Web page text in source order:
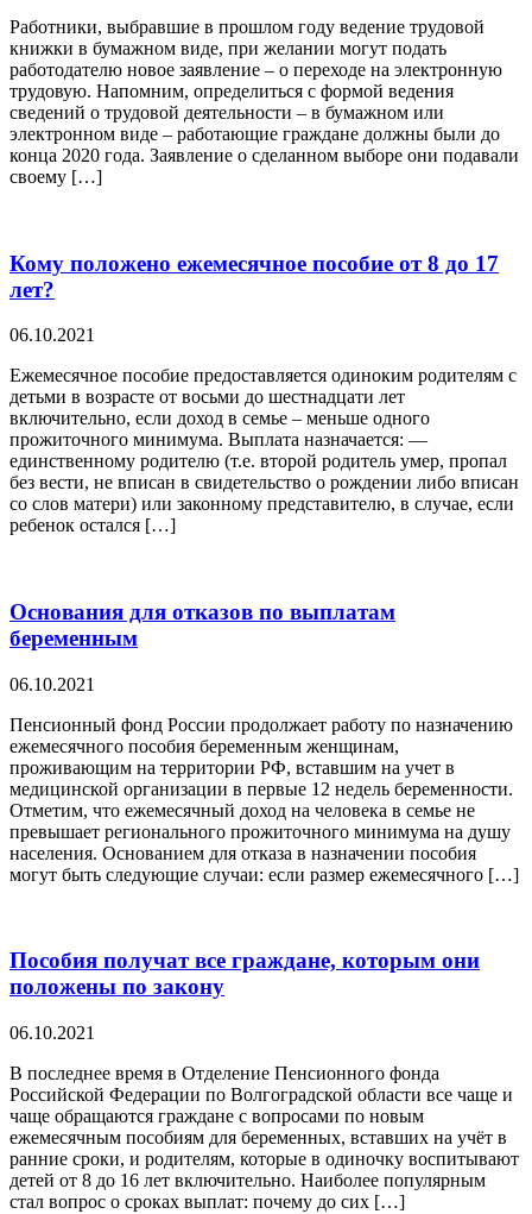
Работники, выбравшие в прошлом году ведение трудовой
книжки в бумажном виде, при желании могут подать
работодателю новое заявление – о переходе на электронную
трудовую. Напомним, определиться с формой ведения
сведений о трудовой деятельности – в бумажном или
электронном виде – работающие граждане должны были до
конца 2020 года. Заявление о сделанном выборе они подавали
своему […]
Кому положено ежемесячное пособие от 8 до 17
лет?
06.10.2021
Ежемесячное пособие предоставляется одиноким родителям с
детьми в возрасте от восьми до шестнадцати лет
включительно, если доход в семье – меньше одного
прожиточного минимума. Выплата назначается: —
единственному родителю (т.е. второй родитель умер, пропал
без вести, не вписан в свидетельство о рождении либо вписан
со слов матери) или законному представителю, в случае, если
ребенок остался […]
Основания для отказов по выплатам
беременным
06.10.2021
Пенсионный фонд России продолжает работу по назначению
ежемесячного пособия беременным женщинам,
проживающим на территории РФ, вставшим на учет в
медицинской организации в первые 12 недель беременности.
Отметим, что ежемесячный доход на человека в семье не
превышает регионального прожиточного минимума на душу
населения. Основанием для отказа в назначении пособия
могут быть следующие случаи: если размер ежемесячного […]
Пособия получат все граждане, которым они
положены по закону
06.10.2021
В последнее время в Отделение Пенсионного фонда
Российской Федерации по Волгоградской области все чаще и
чаще обращаются граждане с вопросами по новым
ежемесячным пособиям для беременных, вставших на учёт в
ранние сроки, и родителям, которые в одиночку воспитывают
детей от 8 до 16 лет включительно. Наиболее популярным
стал вопрос о сроках выплат: почему до сих […]